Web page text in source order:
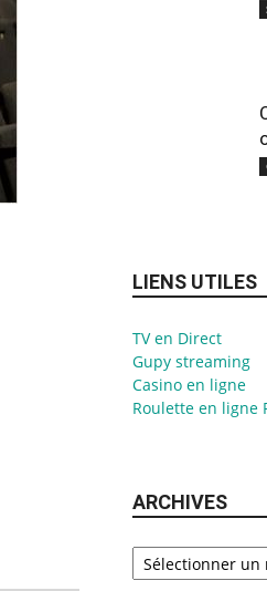
LIENS UTILES
TV en Direct
Gupy streaming
Casino en ligne
Roulette en ligne
ARCHIVES
Archives